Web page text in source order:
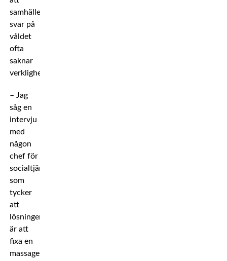
samhällets
svar på
våldet
ofta
saknar
verklighetsförankring.
– Jag
såg en
intervju
med
någon
chef för
socialtjänsten
som
tycker
att
lösningen
är att
fixa en
massage